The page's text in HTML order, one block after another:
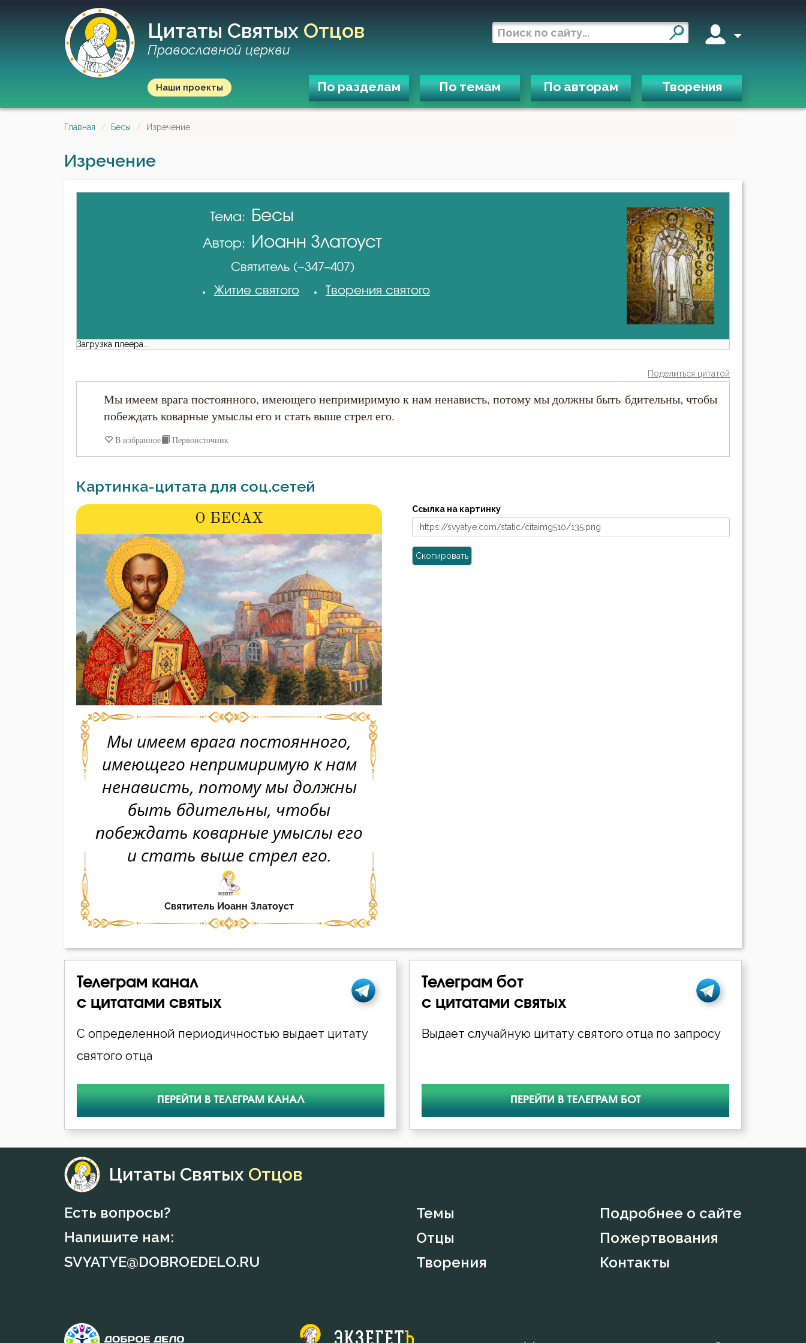
Цитаты Святых Отцов
Православной церкви
Наши проекты По разделам По темам По авторам Творения
Главная Бесы Изречение
Изречение
Тема: Бесы
Автор: Иоанн Златоуст
Святитель (~347–407)
Житие святого
Творения святого
Загрузка плеера...
Поделиться цитатой
Мы имеем врага постоянного, имеющего непримиримую к нам ненависть, потому мы должны быть бдительны, чтобы
побеждать коварные умыслы его и стать выше стрел его.
В избранное Первоисточник
Картинка-цитата для соц.сетей
Ссылка на картинку
Скопировать
Телеграм канал
с цитатами святых
С определенной периодичностью выдает цитату
святого отца
ПЕРЕЙТИ В ТЕЛЕГРАМ КАНАЛ
Телеграм бот
с цитатами святых
Выдает случайную цитату святого отца по запросу
ПЕРЕЙТИ В ТЕЛЕГРАМ БОТ
Цитаты Святых Отцов
Есть вопросы?
Напишите нам:
SVYATYE@DOBROEDELO.RU
Темы
Отцы
Творения
Подробнее о сайте
Пожертвования
Контакты